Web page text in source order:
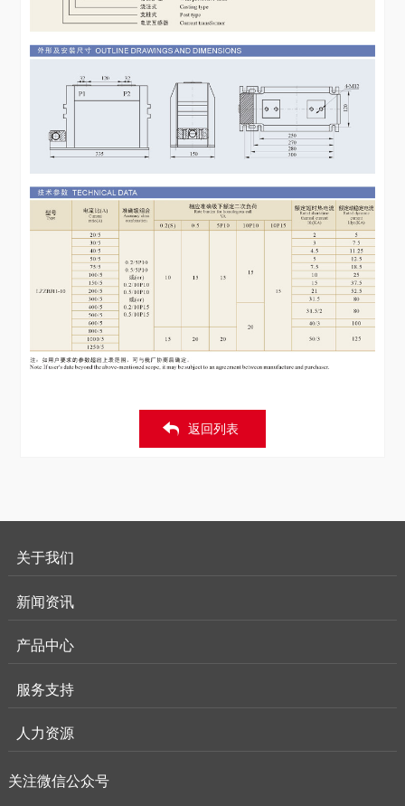
返回列表
关于我们
新闻资讯
产品中心
服务支持
人力资源
关注微信公众号